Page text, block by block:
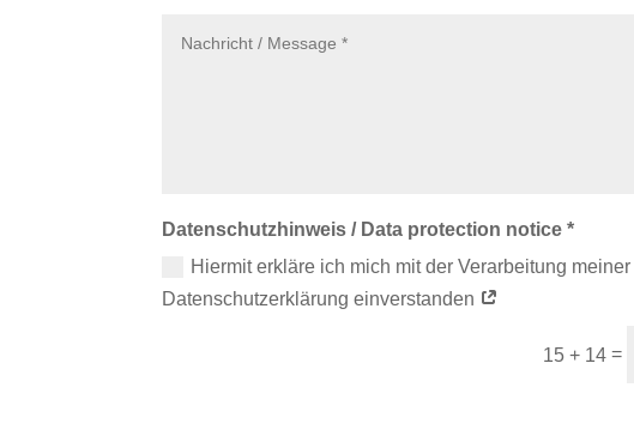
Datenschutzhinweis / Data protection notice *
Hiermit erkläre ich mich mit der Verarbeitung
Datenschutzerklärung einverstanden
15 + 14=